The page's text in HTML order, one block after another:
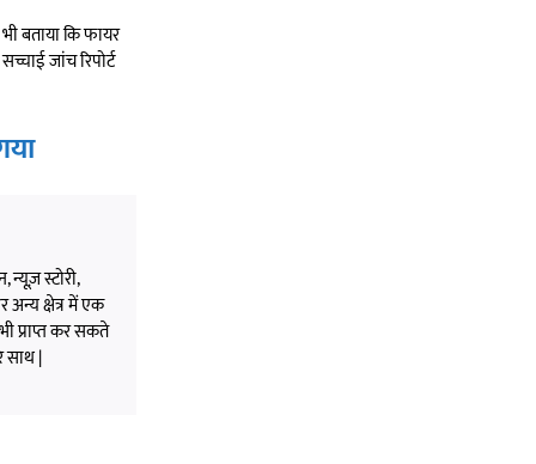
बताया कि फायर
जांच रिपोर्ट
स्टोरी,
अन्य क्षेत्र में एक
प्राप्त कर सकते
साथ |